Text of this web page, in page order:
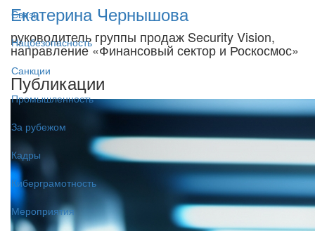
Связь
Нацбезопасность
Санкции
Промышленность
За рубежом
Кадры
Киберграмотность
Мероприятия
Екатерина Чернышова
руководитель группы продаж Security Vision,
направление «Финансовый сектор и Роскосмос»
Публикации